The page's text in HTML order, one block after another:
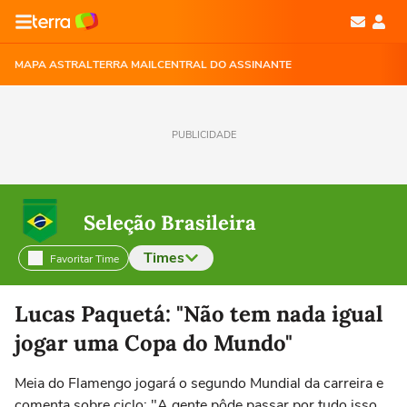
MAPA ASTRALTERRA MAILCENTRAL DO ASSINANTE
PUBLICIDADE
Seleção Brasileira
Favoritar Time Times
Selecione o time para ver as notícias
Lucas Paquetá: "Não tem nada igual
jogar uma Copa do Mundo"
Meia do Flamengo jogará o segundo Mundial da carreira e